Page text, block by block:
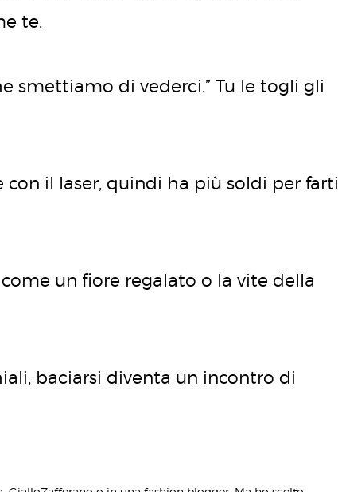
te.
smettiamo di vederci.” Tu le togli gli
con il laser, quindi ha più soldi per farti
un fiore regalato o la vite della
baciarsi diventa un incontro di